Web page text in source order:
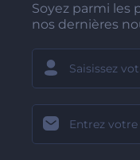
Soyez parmi les
nos dernières